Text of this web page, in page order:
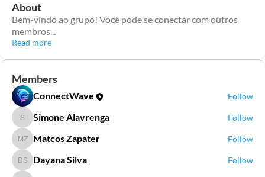
About
Bem-vindo ao grupo! Você pode se conectar com outros
membros...
Read more
Members
ConnectWave Follow
Simone Alavrenga
Simone Alavrenga Follow
Matcos Zapater
Matcos Zapater Follow
Dayana Silva
Dayana Silva Follow